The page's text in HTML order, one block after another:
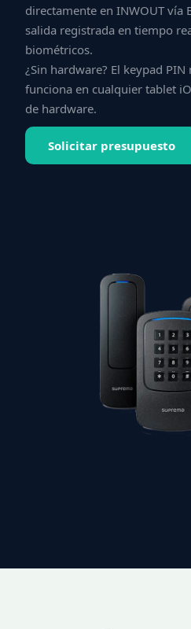
directamente en INWOUT vía
salida registrada en tiempo
biométricos.
¿Sin hardware? El keypad
funciona en cualquier tablet
de hardware.
Solicitar presupuesto